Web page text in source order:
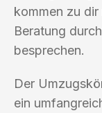
kommen zu
Beratung
besprechen.
Der
ein